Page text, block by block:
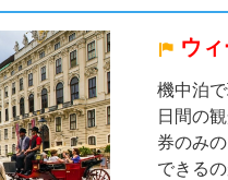
ウ
機中泊
日間の
券のみ
できる